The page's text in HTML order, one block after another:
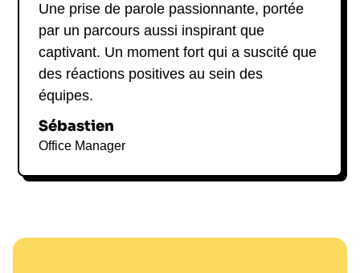
Une prise de parole passionnante, portée
par un parcours aussi inspirant que
captivant. Un moment fort qui a suscité que
des réactions positives au sein des
équipes.
Sébastien
Office Manager